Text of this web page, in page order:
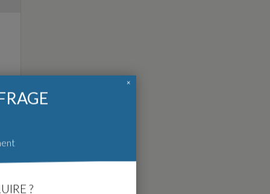
?
×